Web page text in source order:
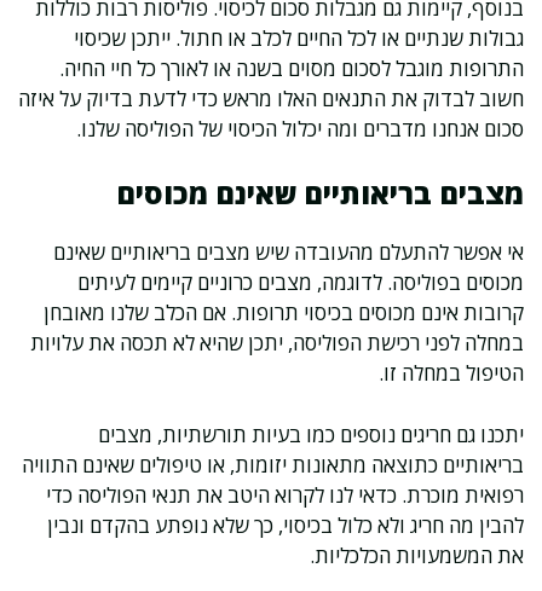
בנוסף, קיימות גם מגבלות סכום לכיסוי. פוליסות רבות כוללות
גבולות שנתיים או לכל החיים לכלב או חתול. ייתכן שכיסוי
התרופות מוגבל לסכום מסוים בשנה או לאורך כל חיי החיה.
חשוב לבדוק את התנאים האלו מראש כדי לדעת בדיוק על איזה
סכום אנחנו מדברים ומה יכלול הכיסוי של הפוליסה שלנו.
מצבים בריאותיים שאינם מכוסים
אי אפשר להתעלם מהעובדה שיש מצבים בריאותיים שאינם
מכוסים בפוליסה. לדוגמה, מצבים כרוניים קיימים לעיתים
קרובות אינם מכוסים בכיסוי תרופות. אם הכלב שלנו מאובחן
במחלה לפני רכישת הפוליסה, יתכן שהיא לא תכסה את עלויות
הטיפול במחלה זו.
יתכנו גם חריגים נוספים כמו בעיות תורשתיות, מצבים
בריאותיים כתוצאה מתאונות יזומות, או טיפולים שאינם התוויה
רפואית מוכרת. כדאי לנו לקרוא היטב את תנאי הפוליסה כדי
להבין מה חריג ולא כלול בכיסוי, כך שלא נופתע בהקדם ונבין
את המשמעויות הכלכליות.